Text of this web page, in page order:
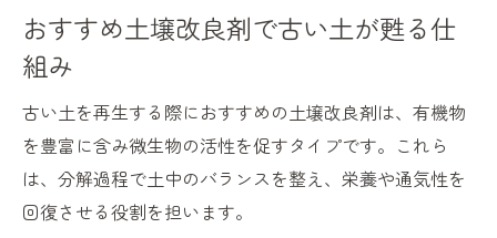
おすすめ土壌改良剤で古い土が甦る仕
組み
古い土を再生する際におすすめの土壌改良剤は、有機物
を豊富に含み微生物の活性を促すタイプです。これら
は、分解過程で土中のバランスを整え、栄養や通気性を
回復させる役割を担います。